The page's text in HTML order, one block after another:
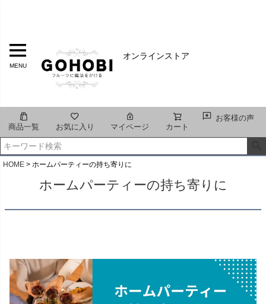
オンラインストア
MENU
商品一覧 お気に入り マイページ カート
お客様の声
HOME ホームパーティーの持ち寄りに
ホームパーティーの持ち寄りに